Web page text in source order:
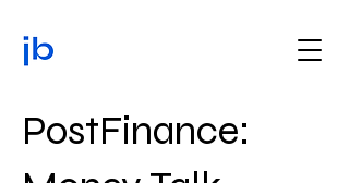
PostFinance: